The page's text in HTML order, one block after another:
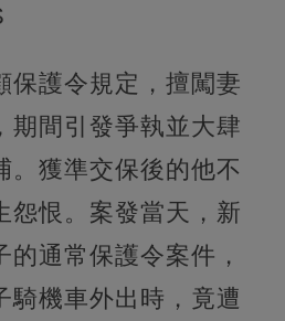
保護令規定，擅闖妻
期間引發爭執並大肆
。獲準交保後的他不
怨恨。案發當天，新
通常保護令案件，
騎機車外出時，竟遭